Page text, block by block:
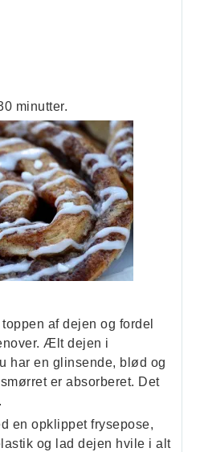
minutter.
af dejen og fordel
Ælt dejen i
har en glinsende, blød og
er absorberet. Det
en opklippet frysepose,
og lad dejen hvile i alt